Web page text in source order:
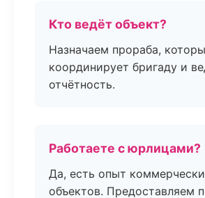
Кто ведёт объект?
Назначаем прораба,
координирует бригаду и
отчётность.
Работаете с юрлицами?
Да, есть опыт
объектов. Предоставляем